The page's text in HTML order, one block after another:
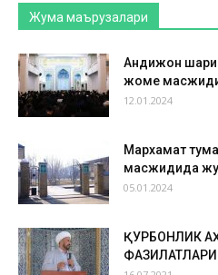
Жума маърузалари
Андижон
жоме
12.01.2024
Мархамат
масжидида
05.01.2024
ҚУРБОНЛИК
ФАЗИЛАТЛАРИ